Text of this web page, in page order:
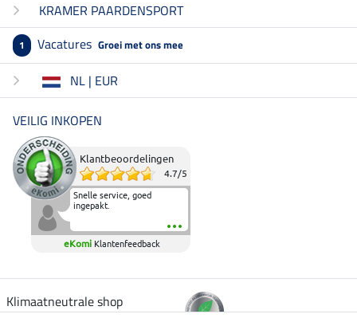
KRAMER PAARDENSPORT
1 Vacatures Groei met ons mee
NL | EUR
VEILIG INKOPEN
Klantbeoordelingen
4.7/5
Snelle service, goed
ingepakt.
eKomi Klantenfeedback
Klimaatneutrale shop